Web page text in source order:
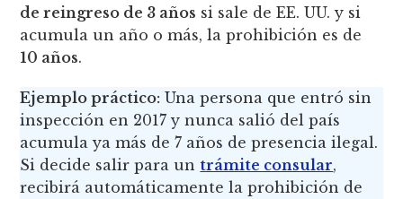
de reingreso de 3 años si sale de EE. UU. y si
acumula un año o más, la prohibición es de
10 años.
Ejemplo práctico: Una persona que entró sin
inspección en 2017 y nunca salió del país
acumula ya más de 7 años de presencia ilegal.
Si decide salir para un trámite consular,
recibirá automáticamente la prohibición de